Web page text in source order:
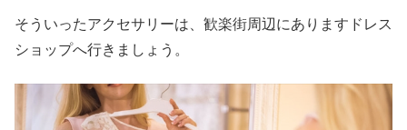
そういったアクセサリーは、歓楽街周辺にありますドレス
ショップへ行きましょう。